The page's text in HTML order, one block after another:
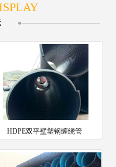
HDPE双平壁塑钢缠绕管